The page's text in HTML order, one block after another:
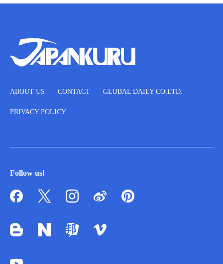
ABOUT US CONTACT GLOBAL DAILY CO.LTD.
PRIVACY POLICY
Follow us!